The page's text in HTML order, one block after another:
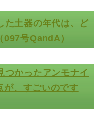
た土器の年代は、ど
097号QandA）
つかったアンモナイ
が、すごいのです